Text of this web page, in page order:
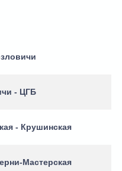
- ЦГБ
- Крушинская
Мастерская